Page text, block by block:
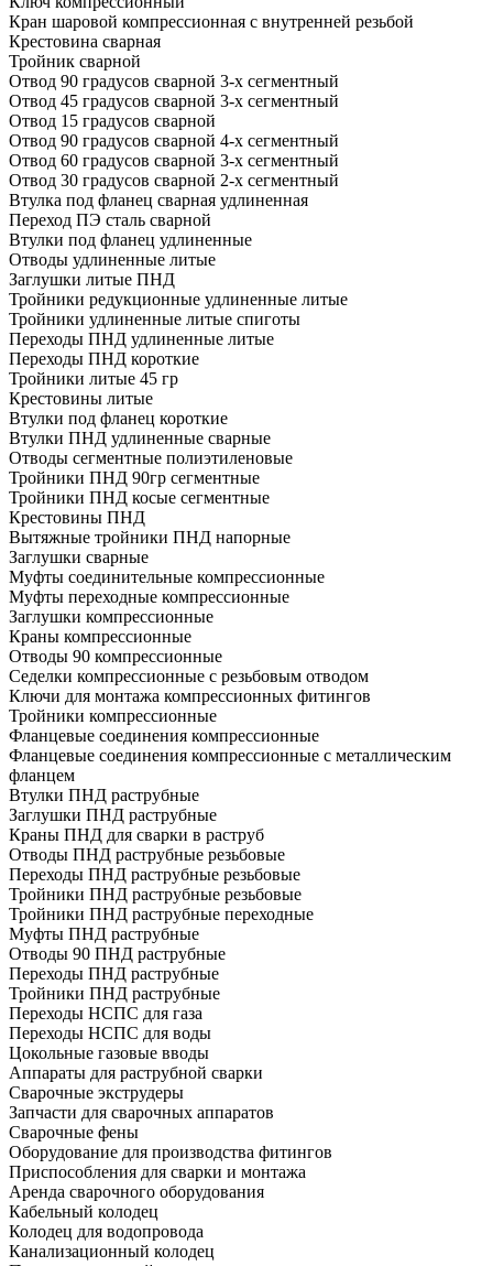
Кран шаровой компрессионная с внутренней резьбой
Крестовина сварная
Тройник сварной
Отвод 90 градусов сварной 3-х сегментный
Отвод 45 градусов сварной 3-х сегментный
Отвод 15 градусов сварной
Отвод 90 градусов сварной 4-х сегментный
Отвод 60 градусов сварной 3-х сегментный
Отвод 30 градусов сварной 2-х сегментный
Втулка под фланец сварная удлиненная
Переход ПЭ сталь сварной
Втулки под фланец удлиненные
Отводы удлиненные литые
Заглушки литые ПНД
Тройники редукционные удлиненные литые
Тройники удлиненные литые спиготы
Переходы ПНД удлиненные литые
Переходы ПНД короткие
Тройники литые 45 гр
Крестовины литые
Втулки под фланец короткие
Втулки ПНД удлиненные сварные
Отводы сегментные полиэтиленовые
Тройники ПНД 90гр сегментные
Тройники ПНД косые сегментные
Крестовины ПНД
Вытяжные тройники ПНД напорные
Заглушки сварные
Муфты соединительные компрессионные
Муфты переходные компрессионные
Заглушки компрессионные
Краны компрессионные
Отводы 90 компрессионные
Седелки компрессионные с резьбовым отводом
Ключи для монтажа компрессионных фитингов
Тройники компрессионные
Фланцевые соединения компрессионные
Фланцевые соединения компрессионные с металлическим
фланцем
Втулки ПНД раструбные
Заглушки ПНД раструбные
Краны ПНД для сварки в раструб
Отводы ПНД раструбные резьбовые
Переходы ПНД раструбные резьбовые
Тройники ПНД раструбные резьбовые
Тройники ПНД раструбные переходные
Муфты ПНД раструбные
Отводы 90 ПНД раструбные
Переходы ПНД раструбные
Тройники ПНД раструбные
Переходы НСПС для газа
Переходы НСПС для воды
Цокольные газовые вводы
Аппараты для раструбной сварки
Сварочные экструдеры
Запчасти для сварочных аппаратов
Сварочные фены
Оборудование для производства фитингов
Приспособления для сварки и монтажа
Аренда сварочного оборудования
Кабельный колодец
Колодец для водопровода
Канализационный колодец